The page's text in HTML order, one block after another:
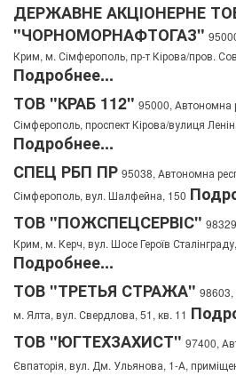
ДЕРЖАВНЕ АКЦІОНЕРНЕ
"ЧОРНОМОРНАФТОГАЗ"
Крим, м. Сімферополь, пр-т Кірова/пров.
Подробнее...
ТОВ "КРАБ 112" 95000, Автономна
Сімферополь, проспект Кірова/вулиця
Подробнее...
СПЕЦ РБП ПР 95038, Автономна
Сімферополь, вул. Шалфейна, 150
ТОВ "ПОЖСПЕЦСЕРВІС"
Крим, м. Керч, вул. Шосе Героїв
Подробнее...
ТОВ "ТРЕТЬЯ СТРАЖА" 98603,
м. Ялта, вул. Свердлова, 51, кв. 11
ТОВ "ЮГТЕХЗАХИСТ" 97400,
Євпаторія, вул. Дм. Ульянова, 1-А,